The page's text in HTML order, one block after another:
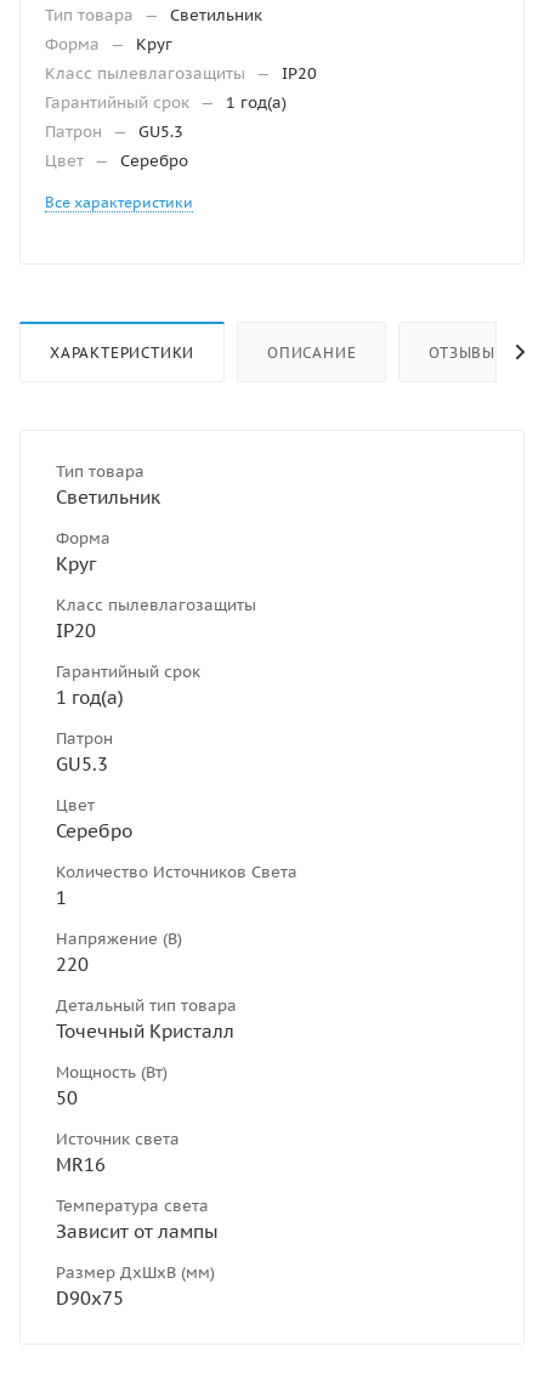
Тип товара —
Светильник
Форма
—
Круг
Класс пылевлагозащиты
—
IP20
Гарантийный срок —
1 год(а)
Патрон
—
GU5.3
Цвет — Серебро
Все характеристики
ХАРАКТЕРИСТИКИ ОПИСАНИЕ ОТЗЫВЫ
Тип товара
Светильник
Форма
Круг
Класс пылевлагозащиты
IP20
Гарантийный срок
1 год(а)
Патрон
GU5.3
Цвет
Серебро
Количество Источников Света
1
Напряжение (В)
220
Детальный тип товара
Точечный Кристалл
Мощность (Вт)
50
Источник света
MR16
Температура света
Зависит от лампы
Размер ДхШхВ (мм)
D90х75